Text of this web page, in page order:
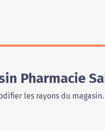
Pharmacie
les rayons du magasin.